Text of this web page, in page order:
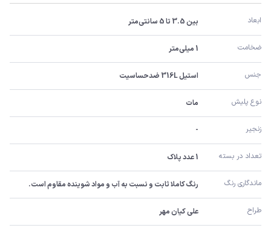
ابعاد بین 3.5 تا 5 سانتی‌متر
ضخامت 1 میلی‌متر
جنس استیل 316L ضدحساسیت
نوع پلیش مات
زنجیر -
تعداد در بسته 1 عدد پلاک
ماندگاری رنگ رنگ کاملا ثابت و نسبت به آب و مواد شوینده مقاوم است.
طراح علی کیان مهر